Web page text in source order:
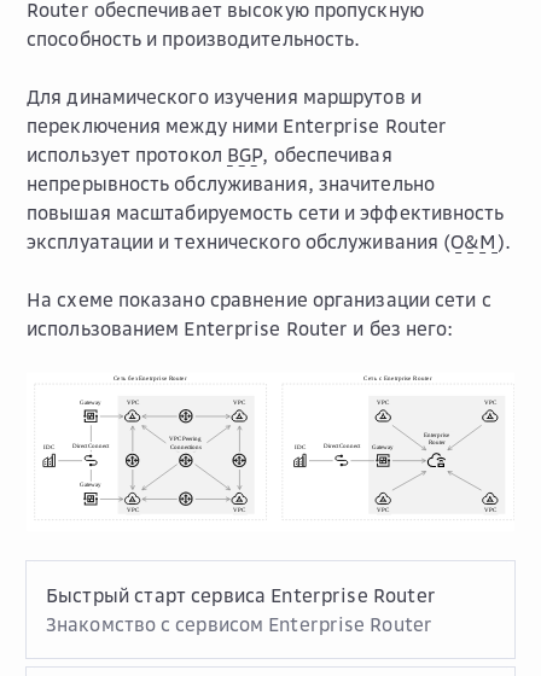
Router обеспечивает высокую пропускную
способность и производительность.
Для динамического изучения маршрутов и
переключения между ними Enterprise Router
использует протокол BGP, обеспечивая
непрерывность обслуживания, значительно
повышая масштабируемость сети и эффективность
эксплуатации и технического обслуживания (O&M ).
На схеме показано сравнение организации сети с
использованием Enterprise Router и без него:
Быстрый старт сервиса Enterprise Router
Знакомство с сервисом Enterprise Router